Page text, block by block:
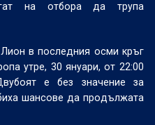
на отбора да трупа
в последния осми кръг
утре, 30 януари, от 22:00
е без значение за
шансове да продължата